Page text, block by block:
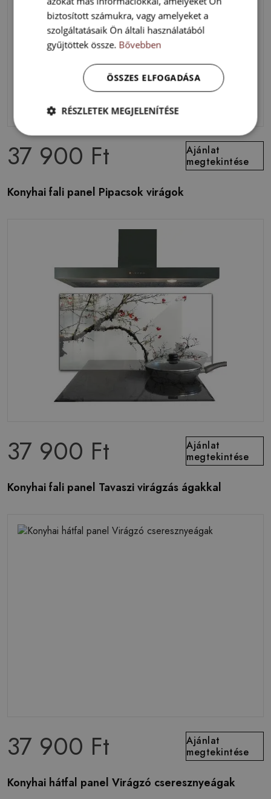
37 900 Ft
Ajánlat
megtekintése
Konyhai fali panel Pipacsok virágok
37 900 Ft
Ajánlat
megtekintése
Konyhai fali panel Tavaszi virágzás ágakkal
37 900 Ft
Ajánlat
megtekintése
Konyhai hátfal panel Virágzó cseresznyeágak
biztosított számukra, vagy amelyeket a
szolgáltatásaik Ön általi használatából
gyűjtöttek össze. Bővebben
ÖSSZES ELFOGADÁSA
RÉSZLETEK MEGJELENÍTÉSE